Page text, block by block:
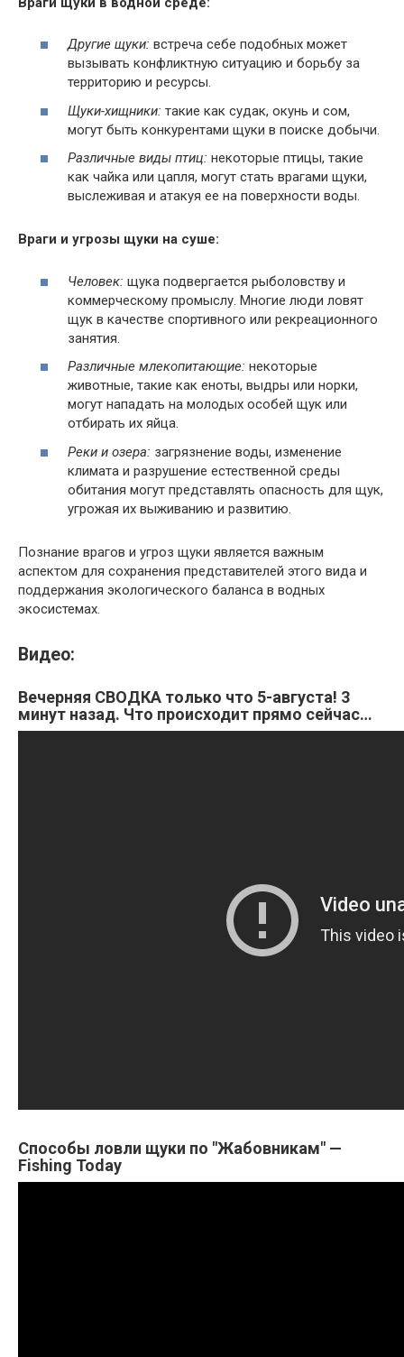
Другие щуки: встреча себе подобных может
вызывать конфликтную ситуацию и борьбу за
территорию и ресурсы.
Щуки-хищники: такие как судак, окунь и сом,
могут быть конкурентами щуки в поиске добычи.
Различные виды птиц: некоторые птицы, такие
как чайка или цапля, могут стать врагами щуки,
выслеживая и атакуя ее на поверхности воды.
Враги и угрозы щуки на суше:
Человек: щука подвергается рыболовству и
коммерческому промыслу. Многие люди ловят
щук в качестве спортивного или рекреационного
занятия.
Различные млекопитающие: некоторые
животные, такие как еноты, выдры или норки,
могут нападать на молодых особей щук или
отбирать их яйца.
Реки и озера: загрязнение воды, изменение
климата и разрушение естественной среды
обитания могут представлять опасность для щук,
угрожая их выживанию и развитию.
Познание врагов и угроз щуки является важным
аспектом для сохранения представителей этого вида и
поддержания экологического баланса в водных
экосистемах.
Видео:
Вечерняя СВОДКА только что 5-августа! 3
минут назад. Что происходит прямо сейчас…
Способы ловли щуки по "Жабовникам" —
Fishing Today